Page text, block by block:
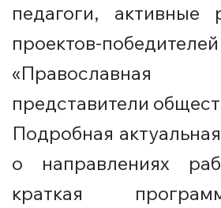
педагоги, активные
проектов-
«Православная
представители
Подробная
о направлениях
краткая